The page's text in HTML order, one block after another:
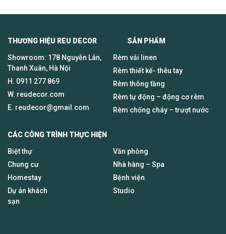
THƯƠNG HIỆU REU DECOR SẢN PHẨM
Showroom: 178 Nguyễn Lân,
Thanh Xuân, Hà Nội
H. 0911 277 869
W. reudecor.com
E. reudecor@gmail.com
Rèm vải linen
Rèm thiết kế- thêu tay
Rèm thông tầng
Rèm tự động – động cơ rèm
Rèm chống cháy – trượt nước
CÁC CÔNG TRÌNH THỰC HIỆN
Biệt thự
Chung cư
Homestay
Dự án khách
sạn
Văn phòng
Nhà hàng – Spa
Bệnh viện
Studio